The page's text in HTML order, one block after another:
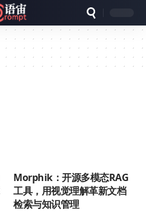
Morphik：开源多模态RAG
工具，用视觉理解革新文档
检索与知识管理